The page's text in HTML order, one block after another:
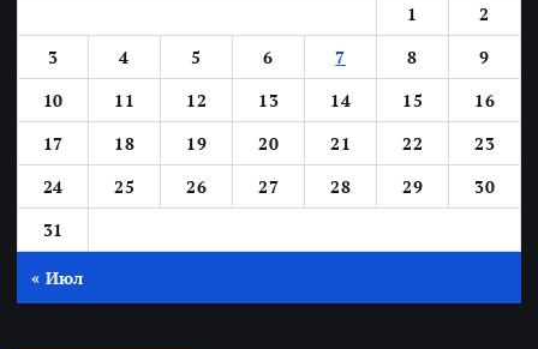
1
2
3
4 5 6 7 8
9
10
11 12 13 14 15
16
17
18 19 20 21 22
23
24
25 26 27 28 29
30
31
« Июл